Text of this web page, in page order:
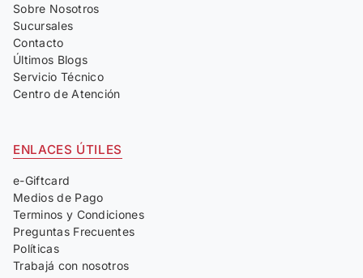
Sobre Nosotros
Sucursales
Contacto
Últimos Blogs
Servicio Técnico
Centro de Atención
ENLACES ÚTILES
e-Giftcard
Medios de Pago
Terminos y Condiciones
Preguntas Frecuentes
Políticas
Trabajá con nosotros